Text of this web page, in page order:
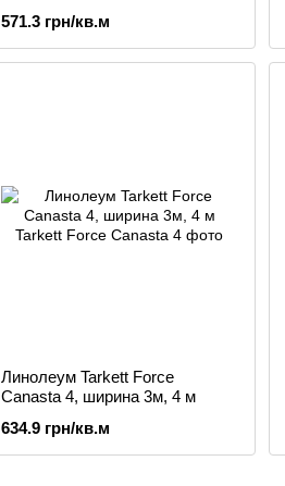
571.3 грн/кв.м
Линолеум Tarkett Force
Canasta 4, ширина 3м, 4 м
634.9 грн/кв.м